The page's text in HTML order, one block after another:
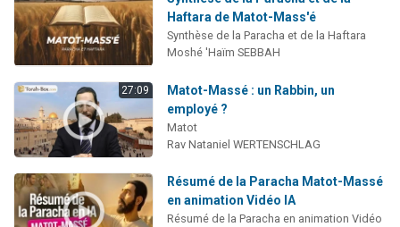
Haftara de Matot-Mass'é
Synthèse de la Paracha et de la Haftara
Moshé 'Haïm SEBBAH
27:09
Matot-Massé : un Rabbin, un
employé ?
Matot
Rav Nataniel WERTENSCHLAG
Résumé de la Paracha Matot-Massé
en animation Vidéo IA
Résumé de la Paracha en animation Vidéo